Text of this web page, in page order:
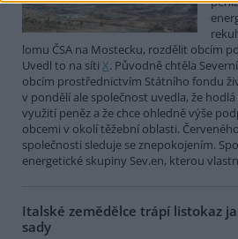
lomu ČSA na Mostecku, rozdělit obcím
Uvedl to na síti X. Původně chtěla
obcím prostřednictvím Státního fondu
v pondělí ale společnost uvedla, že
využití peněz a že chce ohledně výše
obcemi v okolí těžební oblasti.
společnosti sleduje se znepokojením.
energetické skupiny Sev.en, kterou
Italské zemědělce trápí listokaz
sady